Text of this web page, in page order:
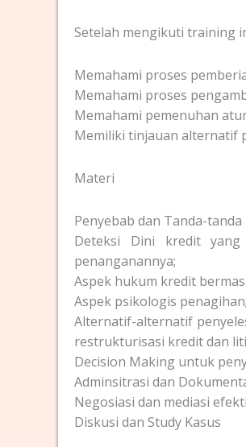
Setelah mengikuti training
Memahami proses
Memahami proses
Memahami pemenuhan
Memiliki tinjauan alternatif
Materi
Penyebab dan Tanda-
Deteksi Dini kredit yang
penanganannya;
Aspek hukum kredit
Aspek psikologis penagihan;
Alternatif-alternatif
restrukturisasi kredit dan
Decision Making untuk
Adminsitrasi dan
Negosiasi dan mediasi
Diskusi dan Study Kasus